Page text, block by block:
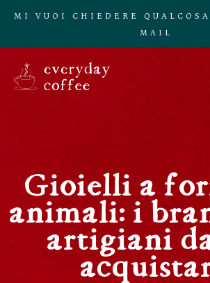
MI VUOI CHIEDERE
MAIL
Gioielli a
animali: i
artigiani